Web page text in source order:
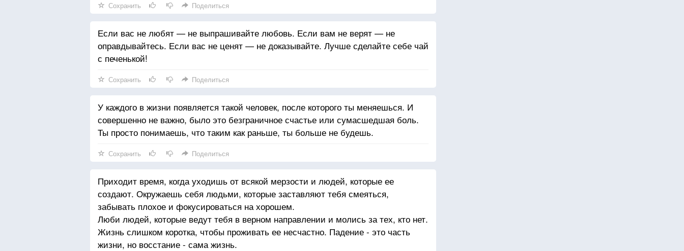
Сохранить Поделиться
Если вас не любят — не выпрашивайте любовь. Если вам не верят — не
оправдывайтесь. Если вас не ценят — не доказывайте. Лучше сделайте себе чай
с печенькой!
Сохранить Поделиться
У каждого в жизни появляется такой человек, после которого ты меняешься. И
совершенно не важно, было это безграничное счастье или сумасшедшая боль.
Ты просто понимаешь, что таким как раньше, ты больше не будешь.
Сохранить Поделиться
Приходит время, когда уходишь от всякой мерзости и людей, которые ее
создают. Окружаешь себя людьми, которые заставляют тебя смеяться,
забывать плохое и фокусироваться на хорошем.
Люби людей, которые ведут тебя в верном направлении и молись за тех, кто нет.
Жизнь слишком коротка, чтобы проживать ее несчастно. Падение - это часть
жизни, но восстание - сама жизнь.